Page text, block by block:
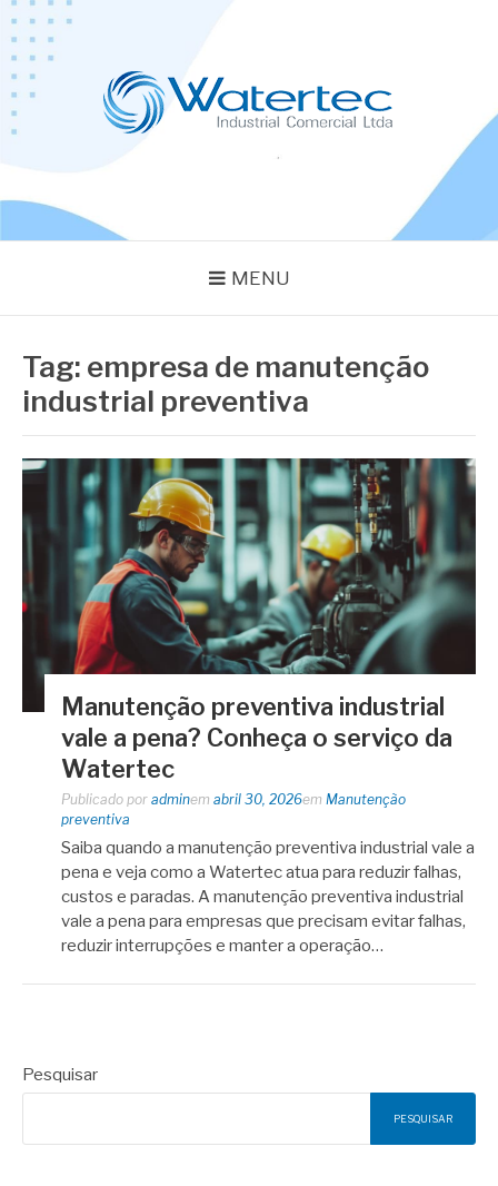
Pular
para
conteúdo
MENU
Tag: empresa de manutenção
industrial preventiva
Manutenção preventiva industrial
vale a pena? Conheça o serviço da
Watertec
Publicado por adminem abril 30, 2026em Manutenção
preventiva
Saiba quando a manutenção preventiva industrial vale a
pena e veja como a Watertec atua para reduzir falhas,
custos e paradas. A manutenção preventiva industrial
vale a pena para empresas que precisam evitar falhas,
reduzir interrupções e manter a operação…
Pesquisar
PESQUISAR